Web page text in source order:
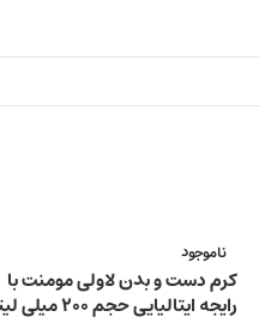
ناموجود
کرم دست و بدن لاولی مومنت با
رایجه ایتالیایی حجم ۲۰۰ میلی لیتر